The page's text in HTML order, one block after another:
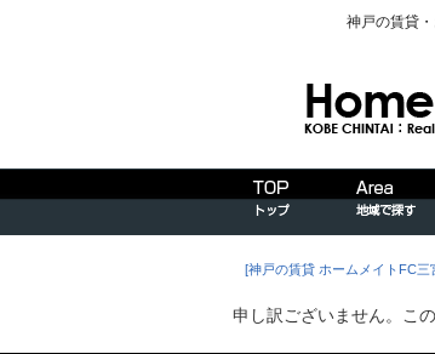
神戸の賃貸
[神戸の賃貸 ホームメイトFC三
申し訳ございません。こ